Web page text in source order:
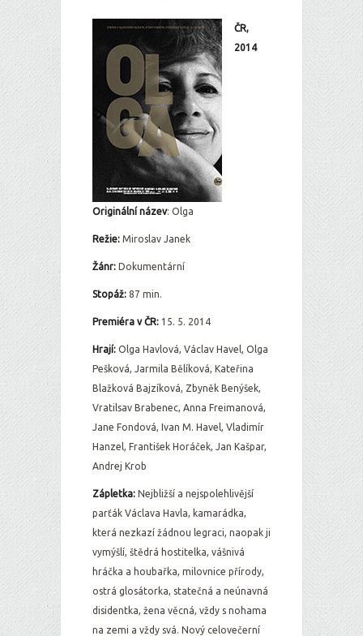
ČR,
2014
Originální název: Olga
Režie: Miroslav Janek
Žánr: Dokumentární
Stopáž: 87 min.
Premiéra v ČR: 15. 5. 2014
Hrají: Olga Havlová, Václav Havel, Olga
Pešková, Jarmila Bělíková, Kateřina
Blažková Bajzíková, Zbyněk Benýšek,
Vratilsav Brabenec, Anna Freimanová,
Jane Fondová, Ivan M. Havel, Vladimír
Hanzel, František Horáček, Jan Kašpar,
Andrej Krob
Zápletka: Nejbližší a nejspolehlivější
parťák Václava Havla, kamarádka,
která nezkazí žádnou legraci, naopak ji
vymýšlí, štědrá hostitelka, vášnivá
hráčka a houbařka, milovnice přírody,
ostrá glosátorka, statečná a neúnavná
disidentka, žena věcná, vždy s nohama
na zemi a vždy svá. Nový celovečerní